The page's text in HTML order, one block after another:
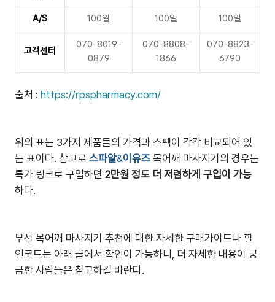
A/S 100일 100일 100일
고객센터
070-8019-
0879
070-8808-
1866
070-8823-
6790
출처 : https://rpspharmacy.com/
위의 표는 3가지 제품들의 가격과 스펙이 각각 비교되어 있
는 표이다. 참고로 스파알&이유즈 목어깨 마사지기의 경우는
특가 링크로 구입하면 2만원 정도 더 저렴하게 구입이 가능
하다.
무선 목어깨 마사지기 추천에 대한 자세한 구매가이드나 할
인코드는 아래 글에서 확인이 가능하니, 더 자세한 내용이 궁
금한 사람들은 참고하길 바란다.